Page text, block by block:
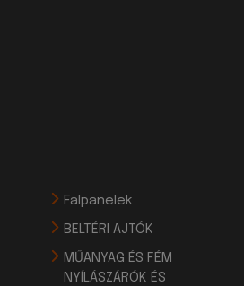
Falpanelek
BELTÉRI AJTÓK
MŰANYAG ÉS FÉM
NYÍLÁSZÁRÓK ÉS